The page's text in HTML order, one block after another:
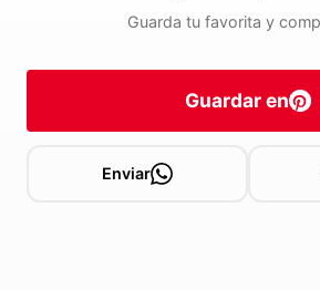
Guarda tu favorita y
Guardar en
Enviar